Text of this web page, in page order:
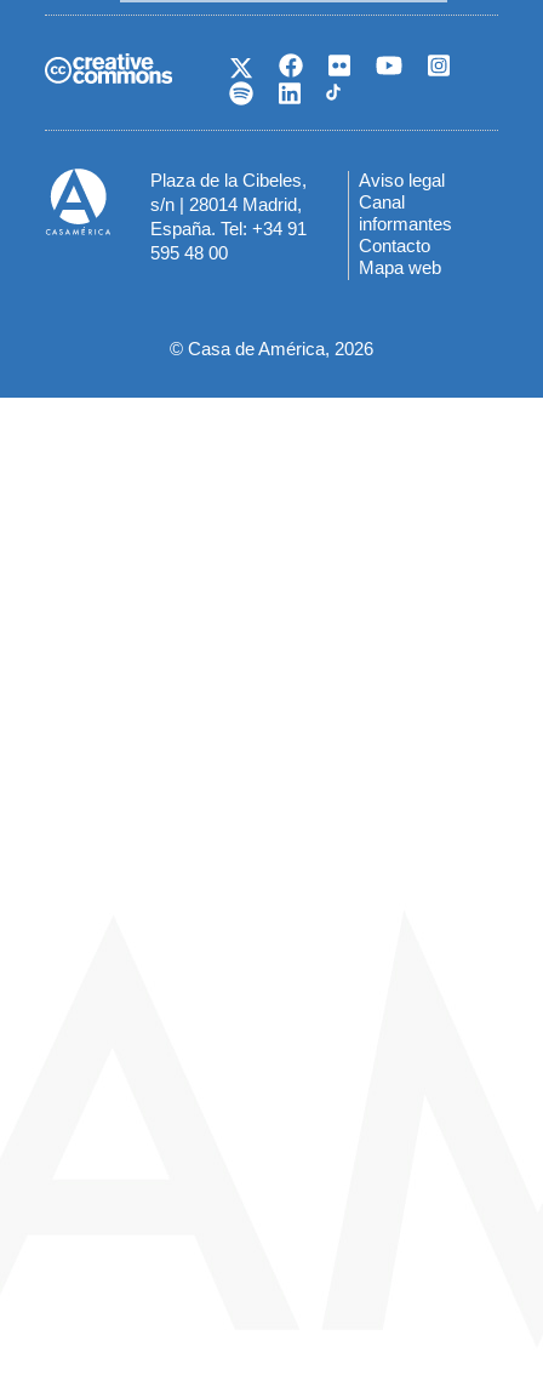
Plaza de la Cibeles,
s/n | 28014 Madrid,
España. Tel: +34 91
595 48 00
Menú
del
pie
Aviso legal
Canal
informantes
Contacto
Mapa web
© Casa de América, 2026